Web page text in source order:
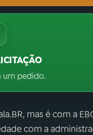
um pedido.
mas é com a
com a